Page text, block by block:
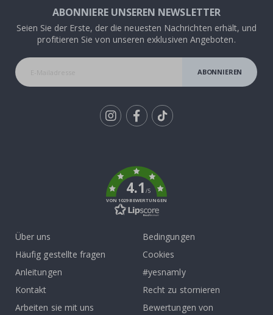
ABONNIERE UNSEREN NEWSLETTER
Seien Sie der Erste, der die neuesten Nachrichten erhält, und
profitieren Sie von unseren exklusiven Angeboten.
ABONNIEREN
4.1/5
VON 1029 BEWERTUNGEN
Über uns
Häufig gestellte fragen
Anleitungen
Kontakt
Arbeiten sie mit uns
Bedingungen
Cookies
#yesnamly
Recht zu stornieren
Bewertungen von